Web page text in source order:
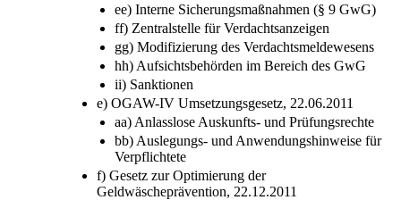
ee) Interne Sicherungsmaßnahmen (§ 9 GwG)
ff) Zentralstelle für Verdachtsanzeigen
gg) Modifizierung des Verdachtsmeldewesens
hh) Aufsichtsbehörden im Bereich des GwG
ii) Sanktionen
e) OGAW-IV Umsetzungsgesetz, 22.06.2011
aa) Anlasslose Auskunfts- und Prüfungsrechte
bb) Auslegungs- und Anwendungshinweise für
Verpflichtete
f) Gesetz zur Optimierung der
Geldwäscheprävention, 22.12.2011